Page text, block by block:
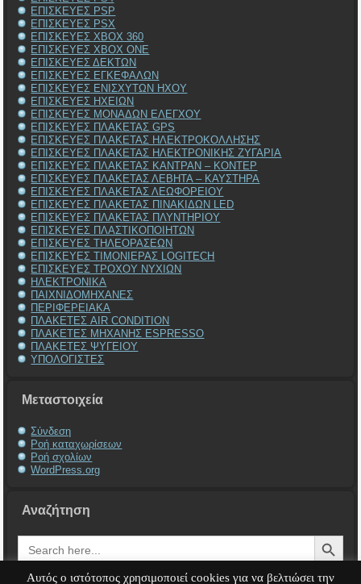
ΕΠΙΣΚΕΥΕΣ PSP
ΕΠΙΣΚΕΥΕΣ PSX
ΕΠΙΣΚΕΥΕΣ XBOX 360
ΕΠΙΣΚΕΥΕΣ XBOX ONE
ΕΠΙΣΚΕΥΕΣ ΔΕΚΤΩΝ
ΕΠΙΣΚΕΥΕΣ ΕΓΚΕΦΑΛΩΝ
ΕΠΙΣΚΕΥΕΣ ΕΝΙΣΧΥΤΩΝ ΗΧΟΥ
ΕΠΙΣΚΕΥΕΣ ΗΧΕΙΩΝ
ΕΠΙΣΚΕΥΕΣ ΜΟΝΑΔΩΝ ΕΛΕΓΧΟΥ
ΕΠΙΣΚΕΥΕΣ ΠΛΑΚΕΤΑΣ GPS
ΕΠΙΣΚΕΥΕΣ ΠΛΑΚΕΤΑΣ ΗΛΕΚΤΡΟΚΟΛΛΗΣΗΣ
ΕΠΙΣΚΕΥΕΣ ΠΛΑΚΕΤΑΣ ΗΛΕΚΤΡΟΝΙΚΗΣ ΖΥΓΑΡΙΑ
ΕΠΙΣΚΕΥΕΣ ΠΛΑΚΕΤΑΣ ΚΑΝΤΡΑΝ – ΚΟΝΤΕΡ
ΕΠΙΣΚΕΥΕΣ ΠΛΑΚΕΤΑΣ ΛΕΒΗΤΑ – ΚΑΥΣΤΗΡΑ
ΕΠΙΣΚΕΥΕΣ ΠΛΑΚΕΤΑΣ ΛΕΩΦΟΡΕΙΟΥ
ΕΠΙΣΚΕΥΕΣ ΠΛΑΚΕΤΑΣ ΠΙΝΑΚΙΔΩΝ LED
ΕΠΙΣΚΕΥΕΣ ΠΛΑΚΕΤΑΣ ΠΛΥΝΤΗΡΙΟΥ
ΕΠΙΣΚΕΥΕΣ ΠΛΑΣΤΙΚΟΠΟΙΗΤΩΝ
ΕΠΙΣΚΕΥΕΣ ΤΗΛΕΟΡΑΣΕΩΝ
ΕΠΙΣΚΕΥΕΣ ΤΙΜΟΝΙΕΡΑΣ LOGITECH
ΕΠΙΣΚΕΥΕΣ ΤΡΟΧΟΥ ΝΥΧΙΩΝ
ΗΛΕΚΤΡΟΝΙΚΑ
ΠΑΙΧΝΙΔΟΜΗΧΑΝΕΣ
ΠΕΡΙΦΕΡΕΙΑΚΑ
ΠΛΑΚΕΤΕΣ AIR CONDITION
ΠΛΑΚΕΤΕΣ ΜΗΧΑΝΗΣ ESPRESSO
ΠΛΑΚΕΤΕΣ ΨΥΓΕΙΟΥ
ΥΠΟΛΟΓΙΣΤΕΣ
Μεταστοιχεία
Σύνδεση
Ροή καταχωρίσεων
Ροή σχολίων
WordPress.org
Αναζήτηση
Search
for:
Search Button
Αυτός ο ιστότοπος χρησιμοποιεί cookies για να βελτιώσει την